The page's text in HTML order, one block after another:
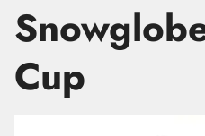
Cup